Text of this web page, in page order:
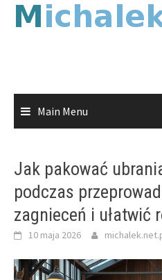
Skip
Main Menu
Jak pakować
podczas
zagnieceń i ułatwić
10 maja 2026